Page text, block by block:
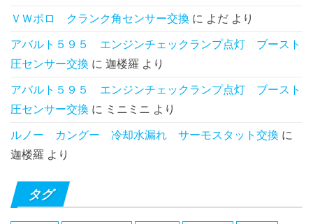
ＶＷポロ クランク角センサー交換 に よだ より
アバルト５９５ エンジンチェックランプ点灯 ブースト
圧センサー交換 に 迦楼羅 より
アバルト５９５ エンジンチェックランプ点灯 ブースト
圧センサー交換 に ミニミニ より
ルノー カングー 冷却水漏れ サーモスタット交換 に
迦楼羅 より
タグ